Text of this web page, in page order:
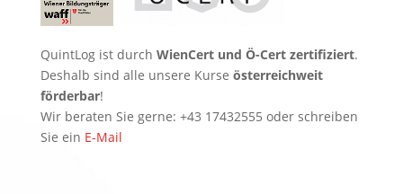
QuintLog ist durch WienCert und Ö-Cert zertifiziert.
Deshalb sind alle unsere Kurse österreichweit
förderbar!
Wir beraten Sie gerne: +43 17432555 oder schreiben
Sie ein E-Mail